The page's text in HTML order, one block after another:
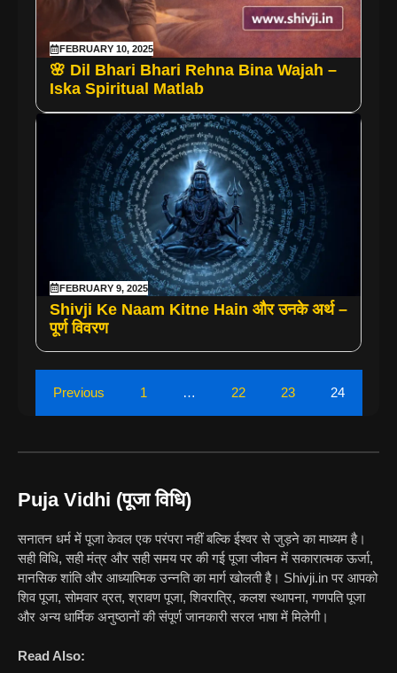
FEBRUARY 10, 2025
🌸 Dil Bhari Bhari Rehna Bina Wajah –
Iska Spiritual Matlab
FEBRUARY 9, 2025
Shivji Ke Naam Kitne Hain और उनके अर्थ –
पूर्ण विवरण
Previous 1 … 22 23 24
Puja Vidhi (पूजा विधि)
सनातन धर्म में पूजा केवल एक परंपरा नहीं बल्कि ईश्वर से जुड़ने का माध्यम है।
सही विधि, सही मंत्र और सही समय पर की गई पूजा जीवन में सकारात्मक ऊर्जा,
मानसिक शांति और आध्यात्मिक उन्नति का मार्ग खोलती है। Shivji.in पर आपको
शिव पूजा, सोमवार व्रत, श्रावण पूजा, शिवरात्रि, कलश स्थापना, गणपति पूजा
और अन्य धार्मिक अनुष्ठानों की संपूर्ण जानकारी सरल भाषा में मिलेगी।
Read Also: